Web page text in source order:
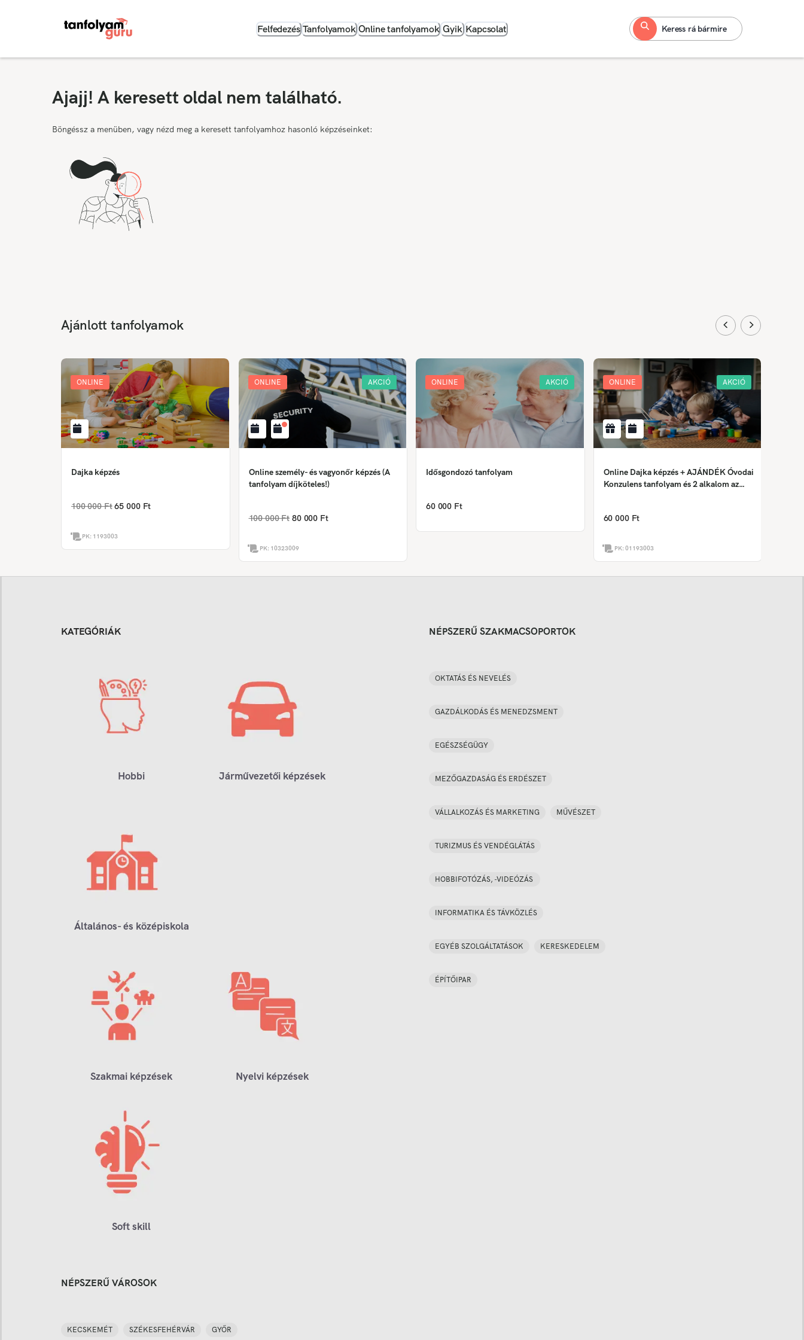
Felfedezés Tanfolyamok Online tanfolyamok Gyik Kapcsolat Keress rá bármire
Ajajj! A keresett oldal nem található.
Böngéssz a menüben, vagy nézd meg a keresett tanfolyamhoz hasonló képzéseinket:
Ajánlott tanfolyamok
ONLINE
Dajka képzés
100 000 Ft 65 000 Ft
PK: 1193003
ONLINE AKCIÓ
Online személy- és vagyonőr képzés (A
tanfolyam díjköteles!)
100 000 Ft 80 000 Ft
PK: 10323009
ONLINE AKCIÓ
Idősgondozó tanfolyam
60 000 Ft
ONLINE AKCIÓ
Online Dajka képzés + AJÁNDÉK Óvodai
Konzulens tanfolyam és 2 alkalom az
60 000 Ft
PK:01193003
KATEGÓRIÁK
Hobbi Járművezetői képzések
Általános- és középiskola
Szakmai képzések Nyelvi képzések
Soft skill
NÉPSZERŰ SZAKMACSOPORTOK
OKTATÁS ÉS NEVELÉS
GAZDÁLKODÁS ÉS MENEDZSMENT
EGÉSZSÉGÜGY
MEZŐGAZDASÁG ÉS ERDÉSZET
VÁLLALKOZÁS ÉS MARKETING MŰVÉSZET
TURIZMUS ÉS VENDÉGLÁTÁS
HOBBIFOTÓZÁS, -VIDEÓZÁS
INFORMATIKA ÉS TÁVKÖZLÉS
EGYÉB SZOLGÁLTATÁSOK KERESKEDELEM
ÉPÍTŐIPAR
NÉPSZERŰ VÁROSOK
KECSKEMÉT SZÉKESFEHÉRVÁR GYŐR